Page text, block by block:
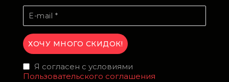
Я согласен с условиями
Пользовательского соглашения